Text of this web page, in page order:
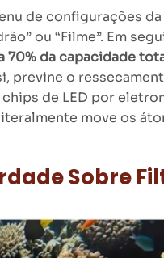
de configurações da
ou “Filme”. Em
70% da capacidade
previne o
de LED por
move os
Sobre